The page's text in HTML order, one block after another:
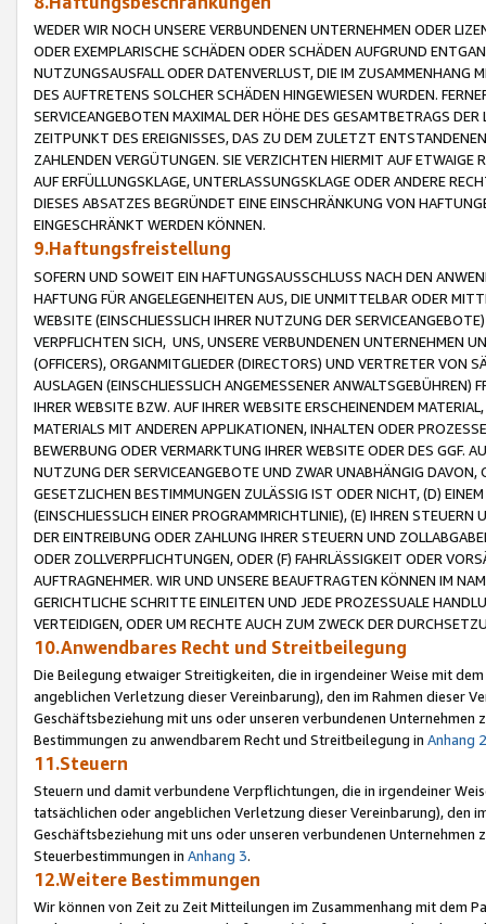
WEDER WIR NOCH UNSERE VERBUNDENEN UNTERNEHMEN ODER
ODER EXEMPLARISCHE SCHÄDEN ODER SCHÄDEN AUFGRUND
NUTZUNGSAUSFALL ODER DATENVERLUST, DIE IM ZUSAMMENHANG
DES AUFTRETENS SOLCHER SCHÄDEN HINGEWIESEN WURDEN.
SERVICEANGEBOTEN MAXIMAL DER HÖHE DES GESAMTBETRAGS
ZEITPUNKT DES EREIGNISSES, DAS ZU DEM ZULETZT
ZAHLENDEN VERGÜTUNGEN. SIE VERZICHTEN HIERMIT AUF
AUF ERFÜLLUNGSKLAGE, UNTERLASSUNGSKLAGE ODER ANDERE
DIESES ABSATZES BEGRÜNDET EINE EINSCHRÄNKUNG VON
EINGESCHRÄNKT WERDEN KÖNNEN.
9.Haftungsfreistellung
SOFERN UND SOWEIT EIN HAFTUNGSAUSSCHLUSS NACH DEN
HAFTUNG FÜR ANGELEGENHEITEN AUS, DIE UNMITTELBAR ODER
WEBSITE (EINSCHLIESSLICH IHRER NUTZUNG DER
VERPFLICHTEN SICH, UNS, UNSERE VERBUNDENEN UNTERNEHMEN
(OFFICERS), ORGANMITGLIEDER (DIRECTORS) UND VERTRETER VON
AUSLAGEN (EINSCHLIESSLICH ANGEMESSENER
IHRER WEBSITE BZW. AUF IHRER WEBSITE ERSCHEINENDEM
MATERIALS MIT ANDEREN APPLIKATIONEN, INHALTEN ODER
BEWERBUNG ODER VERMARKTUNG IHRER WEBSITE ODER DES GGF.
NUTZUNG DER SERVICEANGEBOTE UND ZWAR UNABHÄNGIG
GESETZLICHEN BESTIMMUNGEN ZULÄSSIG IST ODER NICHT, (D)
(EINSCHLIESSLICH EINER PROGRAMMRICHTLINIE), (E) IHREN
DER EINTREIBUNG ODER ZAHLUNG IHRER STEUERN UND
ODER ZOLLVERPFLICHTUNGEN, ODER (F) FAHRLÄSSIGKEIT ODER
AUFTRAGNEHMER. WIR UND UNSERE BEAUFTRAGTEN KÖNNEN IM
GERICHTLICHE SCHRITTE EINLEITEN UND JEDE PROZESSUALE
VERTEIDIGEN, ODER UM RECHTE AUCH ZUM ZWECK DER
10.Anwendbares Recht und Streitbeilegung
Die Beilegung etwaiger Streitigkeiten, die in irgendeiner Weise mit
angeblichen Verletzung dieser Vereinbarung), den im Rahmen dieser
Geschäftsbeziehung mit uns oder unseren verbundenen
Bestimmungen zu anwendbarem Recht und Streitbeilegung in Anhang 2
11.Steuern
Steuern und damit verbundene Verpflichtungen, die in irgendeiner
tatsächlichen oder angeblichen Verletzung dieser Vereinbarung), den
Geschäftsbeziehung mit uns oder unseren verbundenen
Steuerbestimmungen in Anhang 3.
12.Weitere Bestimmungen
Wir können von Zeit zu Zeit Mitteilungen im Zusammenhang mit dem